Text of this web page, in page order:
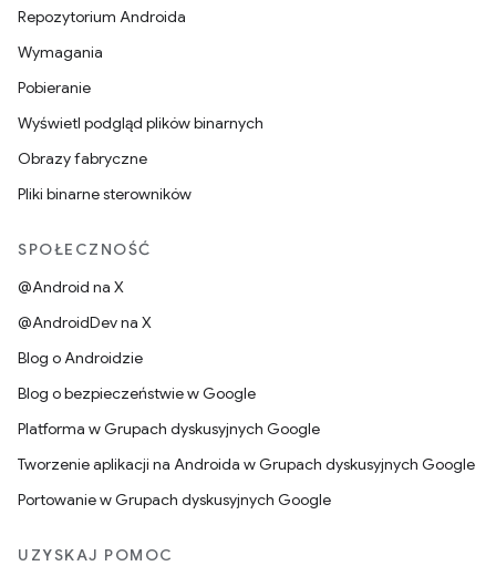
Repozytorium Androida
Wymagania
Pobieranie
Wyświetl podgląd plików binarnych
Obrazy fabryczne
Pliki binarne sterowników
SPOŁECZNOŚĆ
@Android na X
@AndroidDev na X
Blog o Androidzie
Blog o bezpieczeństwie w Google
Platforma w Grupach dyskusyjnych Google
Tworzenie aplikacji na Androida w Grupach dyskusyjnych Google
Portowanie w Grupach dyskusyjnych Google
UZYSKAJ POMOC